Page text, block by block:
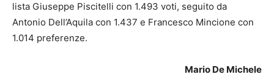
lista Giuseppe Piscitelli con 1.493 voti, seguito da
Antonio Dell’Aquila con 1.437 e Francesco Mincione con
1.014 preferenze.
Mario De Michele